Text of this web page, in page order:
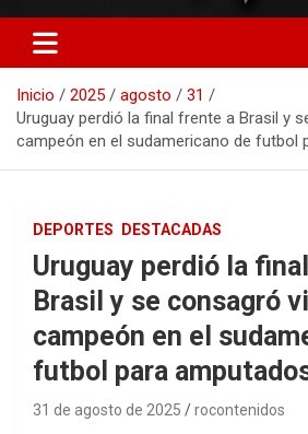
RO CONTENIDOS
Inicio 2025 agosto
31
Uruguay perdió la final frente a Brasil y
campeón en el sudamericano de futbol
DEPORTES DESTACADAS
Uruguay perdió la
Brasil y se consagró
campeón en el
futbol para
31 de agosto de 2025 rocontenidos